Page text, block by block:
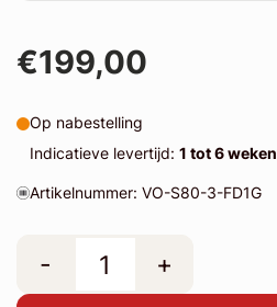
€199,00
Op nabestelling
Indicatieve levertijd: 1 tot 6 weken
Artikelnummer: VO-S80-3-FD1G
- +